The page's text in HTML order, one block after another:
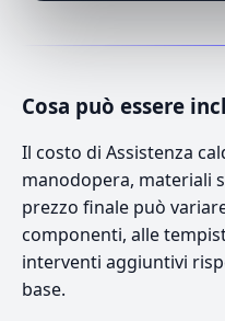
Cosa può essere
Il costo di Assistenza
manodopera, materiali
prezzo finale può
componenti, alle
interventi aggiuntivi
base.